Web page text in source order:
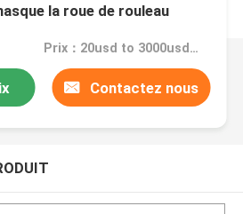
la roue de rouleau
Prix：20usd to 3000usd per piece
Contactez nous